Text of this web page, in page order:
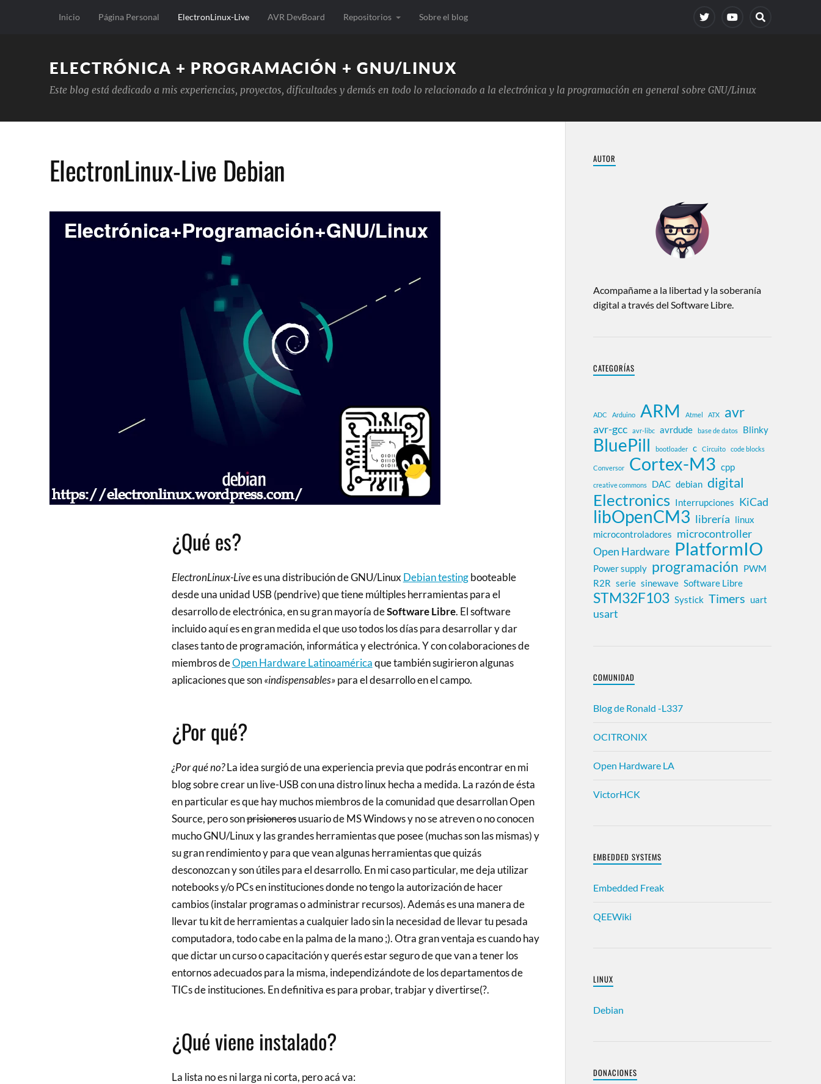
Inicio Página Personal ElectronLinux-Live AVR DevBoard Repositorios Sobre el blog
ELECTRÓNICA + PROGRAMACIÓN + GNU/LINUX
Este blog está dedicado a mis experiencias, proyectos, dificultades y demás en todo lo relacionado a la electrónica y la programación en general sobre GNU/Linux
ElectronLinux-Live Debian
¿Qué es?
ElectronLinux-Livees una distribución de GNU/Linux Debian testingbooteable
desde una unidad USB (pendrive) que tiene múltiples herramientas para el
desarrollo de electrónica, en su gran mayoría deSoftware Libre. El software
incluido aquí es en gran medida el que uso todos los días para desarrollar y dar
clases tanto de programación, informática y electrónica. Y con colaboraciones de
miembros deOpen Hardware Latinoaméricaque también sugirieron algunas
aplicaciones que son«indispensables»para el desarrollo en el campo.
¿Por qué?
¿Por qué no?La idea surgió de una experiencia previa que podrás encontrar en mi
blog sobre crear un live-USB con una distro linux hecha a medida. La razón de ésta
en particular es que hay muchos miembros de la comunidad que desarrollan Open
Source, pero sonprisionerosusuario de MS Windows y no se atreven o no conocen
mucho GNU/Linux y las grandes herramientas que posee (muchas son las mismas) y
su gran rendimiento y para que vean algunas herramientas que quizás
desconozcan y son útiles para el desarrollo. En mi caso particular, me deja utilizar
notebooks y/o PCs en instituciones donde no tengo la autorización de hacer
cambios (instalar programas o administrar recursos). Además es una manera de
llevar tu kit de herramientas a cualquier lado sin la necesidad de llevar tu pesada
computadora, todo cabe en la palma de la mano ;). Otra gran ventaja es cuando hay
que dictar un curso o capacitación y querés estar seguro de que van a tener los
entornos adecuados para la misma, independizándote de los departamentos de
TICs de instituciones. En definitiva es para probar, trabjar y divertirse(?.
¿Qué viene instalado?
La lista no es ni larga ni corta, pero acá va:
AUTOR
Acompañame a la libertad y la soberanía
digital a través del Software Libre.
CATEGORÍAS
ADC Arduino ARM Atmel ATX avr
avr-gcc avr-libc avrdude base de datos Blinky
BluePill bootloader c Circuito code blocks
Conversor Cortex-M3 cpp
creative commons DAC debian digital
Electronics Interrupciones KiCad
libOpenCM3 librería linux
microcontroladores microcontroller
Open Hardware PlatformIO
Power supply programación PWM
R2R serie sinewave Software Libre
STM32F103 Systick Timers uart
usart
COMUNIDAD
Blog de Ronald -L337
OCITRONIX
Open Hardware LA
VictorHCK
EMBEDDED SYSTEMS
Embedded Freak
QEEWiki
LINUX
Debian
DONACIONES